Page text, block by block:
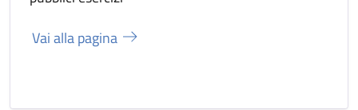
Vai alla pagina